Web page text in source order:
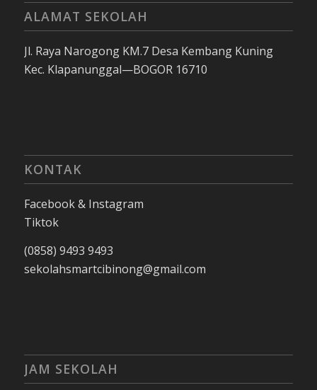
ALAMAT SEKOLAH
Jl. Raya Narogong KM.7 Desa Kembang Kuning
Kec. Klapanunggal—BOGOR 16710
KONTAK
Facebook & Instagram
Tiktok
(0858) 9493 9493
sekolahsmartcibinong@gmail.com
JAM SEKOLAH